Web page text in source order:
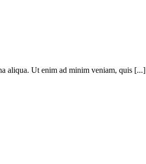
aliqua. Ut enim ad minim veniam, quis [...]